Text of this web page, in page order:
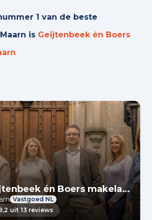
1 van de beste
is Geijtenbeek én Boers
Geijtenbeek én Boers makelaars Maarn
Vastgoed NL
uit 13 reviews